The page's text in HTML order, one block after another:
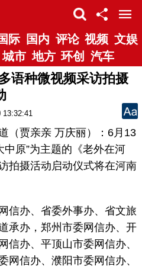
际 国内 评论 视频 文娱
城市 地方 环创 汽车
语种微视频采访拍摄
13:32:41
贾亲亲 万庆丽）：6月13
中原”为主题的《老外在河
拍摄活动启动仪式将在河南
办、省委外事办、省文旅
承办，郑州市委网信办、开
信办、平顶山市委网信办、
网信办、濮阳市委网信办、